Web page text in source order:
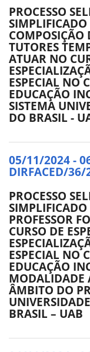
PROCESSO
COMPOSIÇÃO
TUTORES
ATUAR NO
ESPECIAL NO
EDUCAÇÃO
SISTEMA
DO BRASIL -
05/11/2024 -
DIRFACED/36/
PROCESSO
PROFESSOR
CURSO DE
ESPECIAL NO
EDUCAÇÃO
MODALIDADE
ÂMBITO DO
BRASIL – UAB